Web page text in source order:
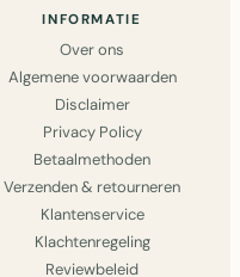
INFORMATIE
Over ons
Algemene voorwaarden
Disclaimer
Privacy Policy
Betaalmethoden
Verzenden & retourneren
Klantenservice
Klachtenregeling
Reviewbeleid